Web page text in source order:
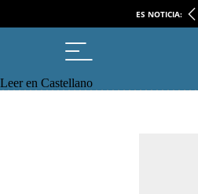
ES NOTICIA:
Leer en Castellano